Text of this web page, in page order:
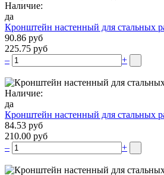
Наличие:
да
Кронштейн настенный для стальных
90.86 руб
225.75 руб
–
+
Наличие:
да
Кронштейн настенный для стальных
84.53 руб
210.00 руб
–
+